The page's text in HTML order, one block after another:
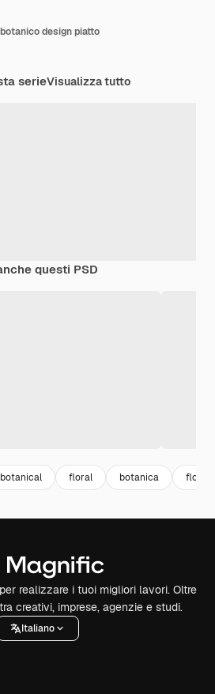
design piatto
serieVisualizza tutto
questi PSD
botanical floral botanica
realizzare i tuoi migliori lavori. Oltre
creativi, imprese, agenzie e studi.
Italiano